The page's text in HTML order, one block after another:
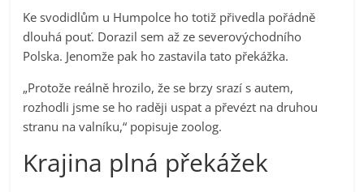
Ke svodidlům u Humpolce ho totiž přivedla pořádně
dlouhá pouť. Dorazil sem až ze severovýchodního
Polska. Jenomže pak ho zastavila tato překážka.
„Protože reálně hrozilo, že se brzy srazí s autem,
rozhodli jsme se ho raději uspat a převézt na druhou
stranu na valníku,“ popisuje zoolog.
Krajina plná překážek